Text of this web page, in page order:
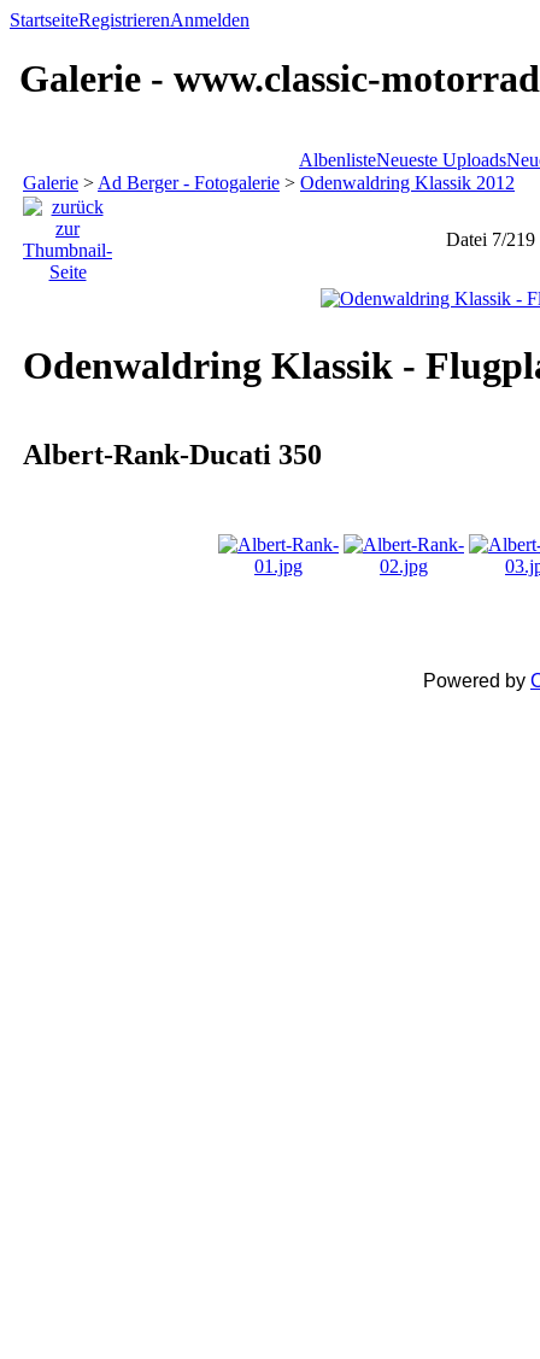
StartseiteRegistrierenAnmelden
Galerie - www.classic-
AlbenlisteNeueste Uploads
Galerie > Ad Berger - Fotogalerie > Odenwaldring Klassik 2012
Datei 7/219
Odenwaldring Klassik -
Albert-Rank-Ducati 350
Powered by